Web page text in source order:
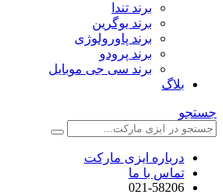
برند تندا
برند یوگرین
برند پاورولوژی
برند پرودو
برند سی جی موبایل
بلاگ
جستجو
درباره ایزی مارکت
تماس با ما
021-58206